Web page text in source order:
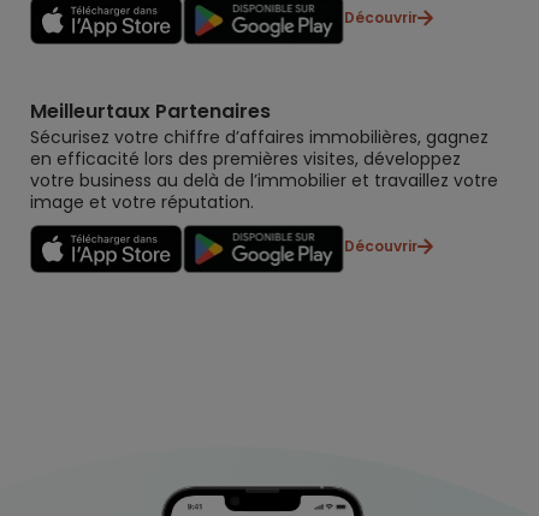
Découvrir
Meilleurtaux Partenaires
Sécurisez votre chiffre d’affaires immobilières, gagnez
en efficacité lors des premières visites, développez
votre business au delà de l’immobilier et travaillez votre
image et votre réputation.
Découvrir